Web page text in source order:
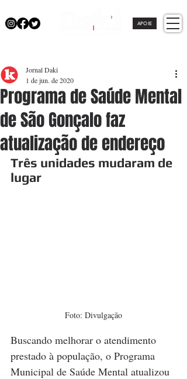
APOIE
Programa de Saúde Mental
de São Gonçalo faz
atualização de endereço
Jornal Daki
1 de jun. de 2020
Três unidades mudaram de
lugar
Foto: Divulgação
Buscando melhorar o atendimento
prestado à população, o Programa
Municipal de Saúde Mental atualizou